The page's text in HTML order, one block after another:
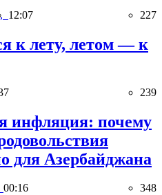
12:07 227
к лету, летом — к
239
инфляция: почему
для Азербайджана
00:16 348